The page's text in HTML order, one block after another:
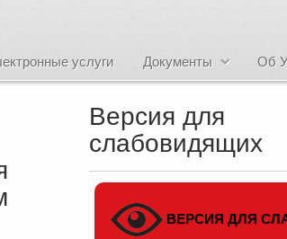
услуги Документы Об
Версия для
слабовидящих
ВЕРСИЯ ДЛЯ